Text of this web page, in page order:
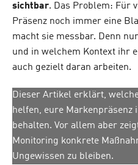
sichtbar. Das Problem: Für
Präsenz noch immer eine
macht sie messbar. Denn
und in welchem Kontext ihr
auch gezielt daran arbeiten.
Dieser Artikel erklärt,
helfen, eure
behalten. Vor allem aber
Monitoring konkrete
Ungewissen zu bleiben.